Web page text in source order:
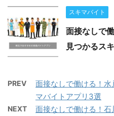
スキマバイト
面接なしで
見つかるス
PREV
面接なしで働ける！
マバイトアプリ3選
NEXT
面接なしで働ける！